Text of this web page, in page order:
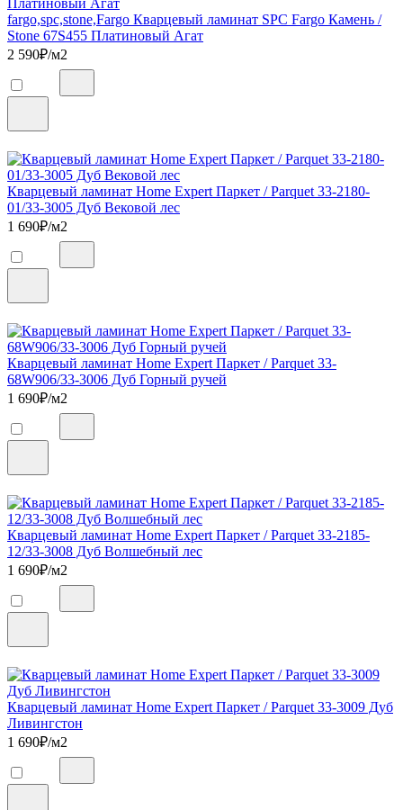
fargo,spc,stone,Fargo Кварцевый ламинат SPC Fargo Камень /
Stone 67S455 Платиновый Агат
2 590₽/м2
Кварцевый ламинат Home Expert Паркет / Parquet 33-2180-
01/33-3005 Дуб Вековой лес
1 690₽/м2
Кварцевый ламинат Home Expert Паркет / Parquet 33-
68W906/33-3006 Дуб Горный ручей
1 690₽/м2
Кварцевый ламинат Home Expert Паркет / Parquet 33-2185-
12/33-3008 Дуб Волшебный лес
1 690₽/м2
Кварцевый ламинат Home Expert Паркет / Parquet 33-3009 Дуб
Ливингстон
1 690₽/м2